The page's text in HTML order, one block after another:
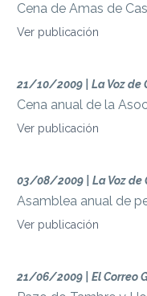
Cena de Amas de
Ver publicación
21/10/2009 | La Voz de
Cena anual de la
Ver publicación
03/08/2009 | La Voz de
Asamblea anual de
Ver publicación
21/06/2009 | El Correo